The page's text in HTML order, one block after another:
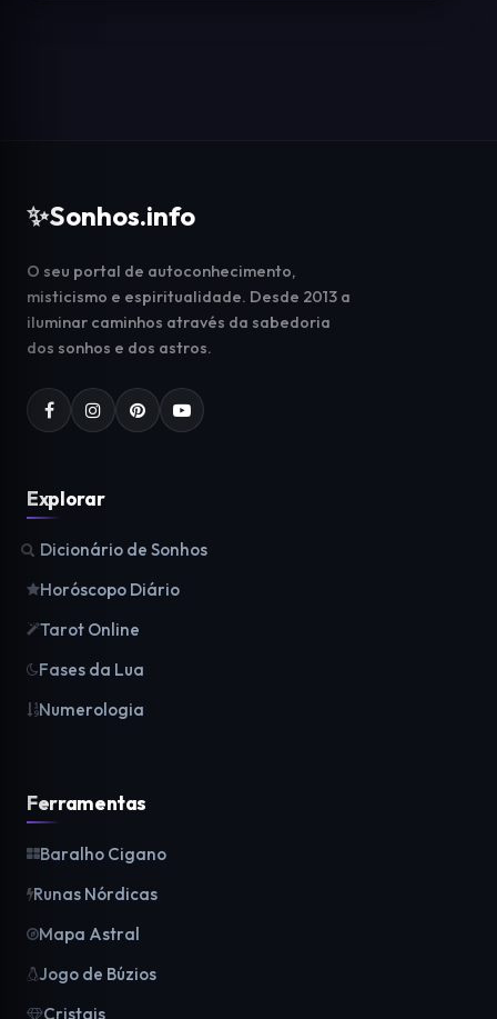
✨Sonhos.info
O seu portal de autoconhecimento,
misticismo e espiritualidade. Desde 2013 a
iluminar caminhos através da sabedoria
dos sonhos e dos astros.
Explorar
Dicionário de Sonhos
Horóscopo Diário
Tarot Online
Fases da Lua
Numerologia
Ferramentas
Baralho Cigano
Runas Nórdicas
Mapa Astral
Jogo de Búzios
Cristais